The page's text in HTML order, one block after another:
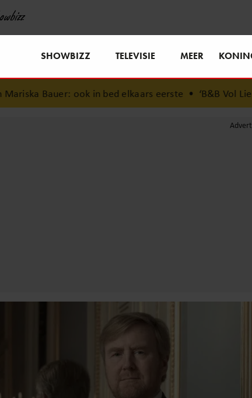
SHOWBIZZ TELEVISIE MEER
ook in bed elkaars eerste•‘B&B Vol Liefde’-Timothy